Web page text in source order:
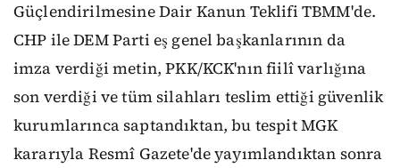
Güçlendirilmesine Dair Kanun Teklifi TBMM'de.
CHP ile DEM Parti eş genel başkanlarının da
imza verdiği metin, PKK/KCK'nın fiilî varlığına
son verdiği ve tüm silahları teslim ettiği güvenlik
kurumlarınca saptandıktan, bu tespit MGK
kararıyla Resmî Gazete'de yayımlandıktan sonra